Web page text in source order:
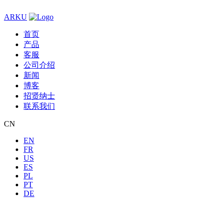
ARKU
首页
产品
客服
公司介绍
新闻
博客
招贤纳士
联系我们
CN
EN
FR
US
ES
PL
PT
DE